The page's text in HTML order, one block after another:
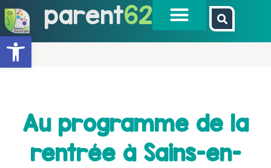
Ouvrir la barre d’outils
parent62
Au programme de la
rentrée à Sains-en-